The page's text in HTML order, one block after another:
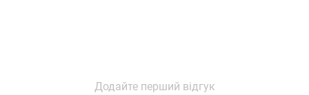
Додайте перший відгук